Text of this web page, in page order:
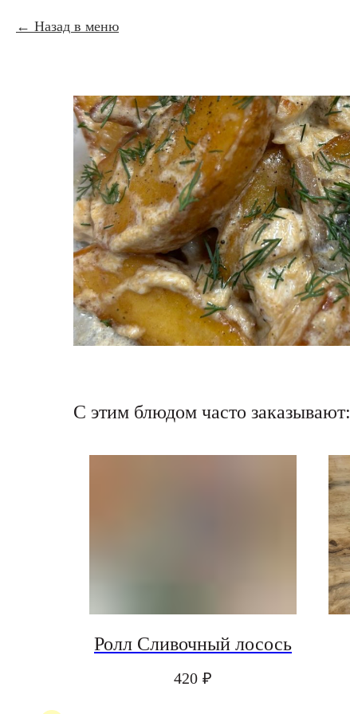
Назад в меню
С этим блюдом часто заказывают:
Ролл Сливочный лосось
420 ₽